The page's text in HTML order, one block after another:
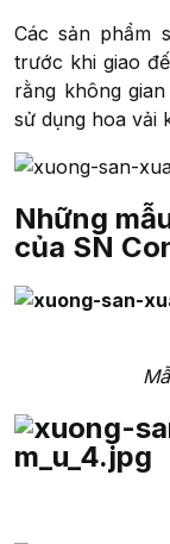
Các sản phẩm
trước khi giao
rằng không
sử dụng hoa vải
Những
của SN